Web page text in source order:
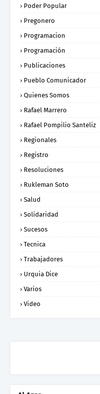
Poder Popular
Pregonero
Programacion
Programación
Publicaciones
Pueblo Comunicador
Quienes Somos
Rafael Marrero
Rafael Pompilio Santeliz
Regionales
Registro
Resoluciones
Rukleman Soto
Salud
Solidaridad
Sucesos
Tecnica
Trabajadores
Urquia Dice
Varios
Video